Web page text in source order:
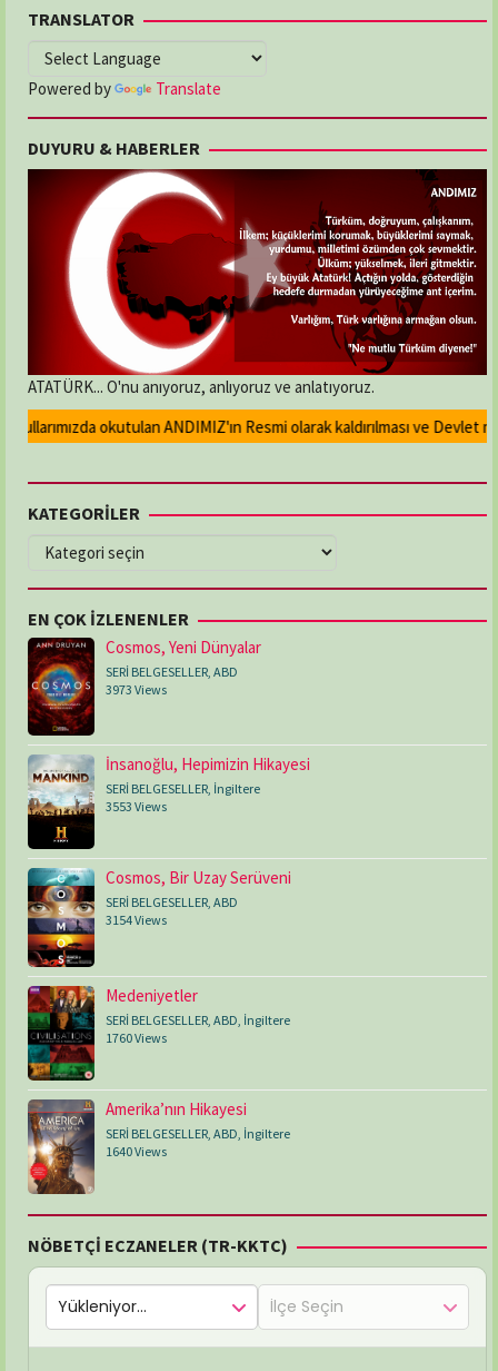
TRANSLATOR
Powered by Translate
DUYURU & HABERLER
ATATÜRK... O'nu anıyoruz, anlıyoruz ve anlatıyoruz.
okutulan ANDIMIZ'ın Resmi olarak kaldırılması ve Devlet
KATEGORİLER
KATEGORİLER
EN ÇOK İZLENENLER
Cosmos, Yeni Dünyalar
SERİ BELGESELLER ABD
3973 Views
İnsanoğlu, Hepimizin Hikayesi
SERİ BELGESELLER İngiltere
3553 Views
Cosmos, Bir Uzay Serüveni
SERİ BELGESELLER, ABD
3154 Views
Medeniyetler
SERİ BELGESELLER ABD İngiltere
1760 Views
Amerika’nın Hikayesi
SERİ BELGESELLER, ABD, İngiltere
1640 Views
NÖBETÇİ ECZANELER (TR-KKTC)